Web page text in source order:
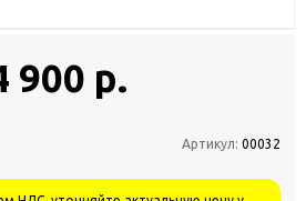
900 р.
Артикул: 00032